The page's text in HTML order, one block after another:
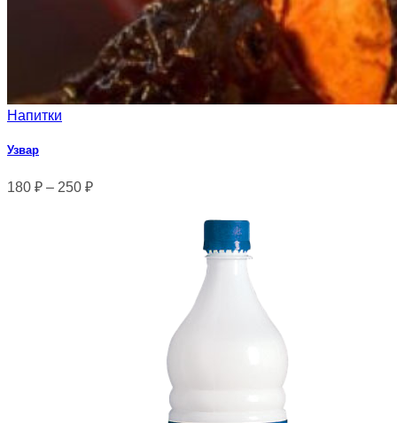
Напитки
Узвар
180 ₽ – 250 ₽